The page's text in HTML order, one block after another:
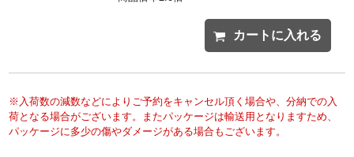
カートに入れる
※入荷数の減数などによりご予約をキャンセル頂く場合や、分納での入
荷となる場合がございます。またパッケージは輸送用となりますため、
パッケージに多少の傷やダメージがある場合もございます。